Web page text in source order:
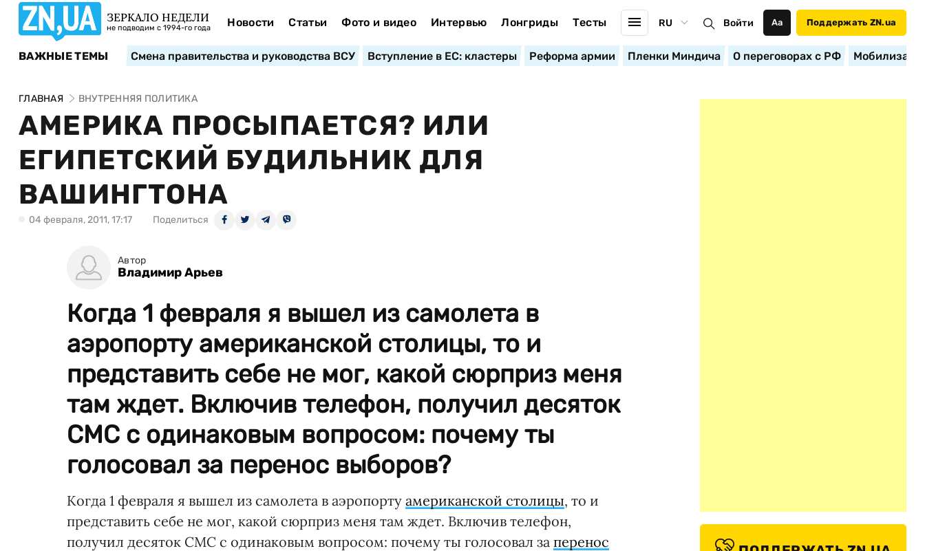
ЗЕРКАЛО НЕДЕЛИ
не подводим с 1994-го года Новости Статьи Фото и видео Интервью Лонгриды Тесты RU Войти Аа Поддержать ZN.ua
ВАЖНЫЕ ТЕМЫ Смена правительства и руководства ВСУ Вступление в ЕС: кластеры Реформа армии Пленки Миндича О переговорах с РФ
ГЛАВНАЯ ВНУТРЕННЯЯ ПОЛИТИКА
АМЕРИКА ПРОСЫПАЕТСЯ? ИЛИ
ЕГИПЕТСКИЙ БУДИЛЬНИК ДЛЯ
ВАШИНГТОНА
04 февраля, 2011, 17:17 Поделиться
Автор
Владимир Арьев
Когда 1 февраля я вышел из самолета в
аэропорту американской столицы, то и
представить себе не мог, какой сюрприз меня
там ждет. Включив телефон, получил десяток
СМС с одинаковым вопросом: почему ты
голосовал за перенос выборов?
Когда 1 февраля я вышел из самолета в аэропорту американской столицы, то и
представить себе не мог, какой сюрприз меня там ждет. Включив телефон,
получил десяток СМС с одинаковым вопросом: почему ты голосовал за перенос